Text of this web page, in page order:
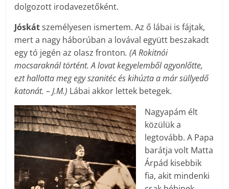
dolgozott irodavezetőként.
Jóskátszemélyesen ismertem. Az ő lábai is fájtak,
mert a nagy háborúban a lovával együtt beszakadt
egy tó jegén az olasz fronton. (A Rokitnói
mocsaraknál történt. A lovat kegyelemből agyonlőtte,
ezt hallotta meg egy szanitéc és kihúzta a már süllyedő
katonát. – J.M.) Lábai akkor lettek betegek.
Nagyapám élt
közülük a
legtovább. A Papa
barátja volt Matta
Árpád kisebbik
fia, akit mindenki